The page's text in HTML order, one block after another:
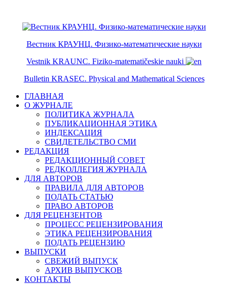
Вестник КРАУНЦ. Физико-математические науки
Vestnik KRAUNC. Fiziko-matematičeskie nauki
Bulletin KRASEC. Physical and Mathematical Sciences
ГЛАВНАЯ
О ЖУРНАЛЕ
ПОЛИТИКА ЖУРНАЛА
ПУБЛИКАЦИОННАЯ ЭТИКА
ИНДЕКСАЦИЯ
СВИДЕТЕЛЬСТВО СМИ
РЕДАКЦИЯ
РЕДАКЦИОННЫЙ СОВЕТ
РЕДКОЛЛЕГИЯ ЖУРНАЛА
ДЛЯ АВТОРОВ
ПРАВИЛА ДЛЯ АВТОРОВ
ПОДАТЬ СТАТЬЮ
ПРАВО АВТОРОВ
ДЛЯ РЕЦЕНЗЕНТОВ
ПРОЦЕСС РЕЦЕНЗИРОВАНИЯ
ЭТИКА РЕЦЕНЗИРОВАНИЯ
ПОДАТЬ РЕЦЕНЗИЮ
ВЫПУСКИ
СВЕЖИЙ ВЫПУСК
АРХИВ ВЫПУСКОВ
КОНТАКТЫ